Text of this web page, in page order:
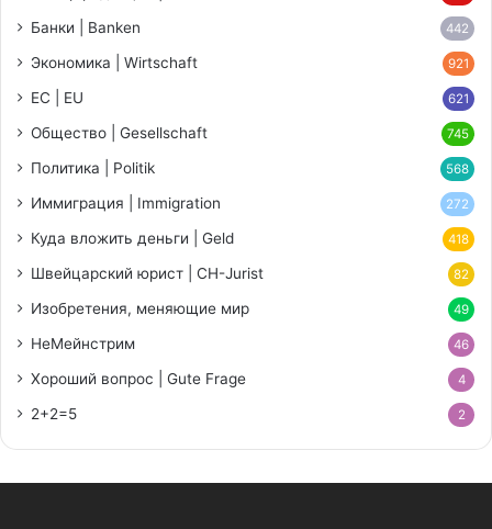
Банки | Banken 442
Экономика | Wirtschaft 921
ЕС | EU 621
Общество | Gesellschaft 745
Политика | Politik 568
Иммиграция | Immigration 272
Куда вложить деньги | Geld 418
Швейцарский юрист | CH-Jurist 82
Изобретения, меняющие мир 49
НеМейнстрим 46
Хороший вопрос | Gute Frage 4
2+2=5 2